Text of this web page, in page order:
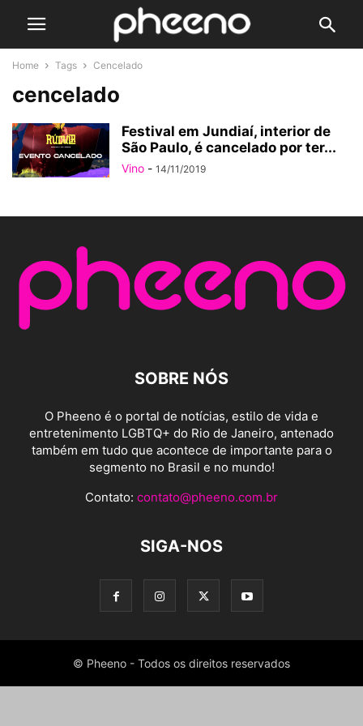
Home Tags Cencelado
cencelado
Festival em Jundiaí, interior de
São Paulo, é cancelado por ter...
Vino - 14/11/2019
SOBRE NÓS
O Pheeno é o portal de notícias, estilo de vida e
entretenimento LGBTQ+ do Rio de Janeiro, antenado
também em tudo que acontece de importante para o
segmento no Brasil e no mundo!
Contato: contato@pheeno.com.br
SIGA-NOS
© Pheeno - Todos os direitos reservados